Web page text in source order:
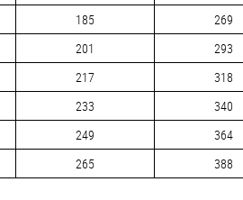
185 269
201 293
217 318
233 340
249 364
265 388